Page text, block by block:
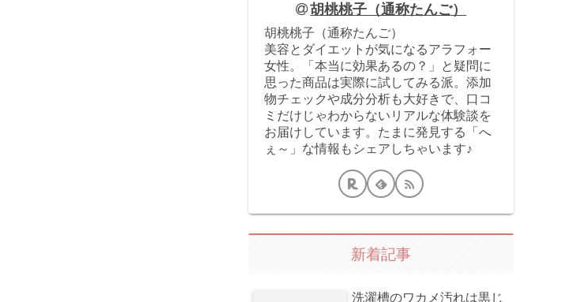
胡桃桃子（通称たんご）
胡桃桃子（通称たんご）
美容とダイエットが気になるアラフォー
女性。「本当に効果あるの？」と疑問に
思った商品は実際に試してみる派。添加
物チェックや成分分析も大好きで、口コ
ミだけじゃわからないリアルな体験談を
お届けしています。たまに発見する「へ
ぇ～」な情報もシェアしちゃいます♪
新着記事
洗濯槽のワカメ汚れは黒じ